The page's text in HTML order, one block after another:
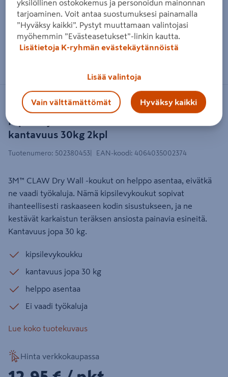
Zoomaa kuvaa sormilla kosketusnäytöllä
Kipsilevykoukku 3M CLAW 3PH30
kantavuus 30kg 2kpl
3M CLAW
Tuotenumero: 502380453 EAN-koodi: 4064035002374
3M™ CLAW Dry Wall -koukut on helppo asentaa, eivätkä
ne vaadi työkaluja. Nämä kipsilevykoukut sopivat
ihanteellisesti raskaaseen kodin sisustukseen, ja ne
kestävät karkaistun teräksen ansiosta painavia esineitä.
Kantavuus jopa 30 kg.
kipsilevykoukku
kantavuus jopa 30 kg
helppo asentaa
Ei vaadi työkaluja
Lue koko tuotekuvaus
Hinta verkkokaupassa
yksilöllinen ostokokemus ja personoidun mainonnan
tarjoaminen. Voit antaa suostumuksesi painamalla
”Hyväksy kaikki”. Pystyt muuttamaan valintojasi
myöhemmin ”Evästeasetukset”-linkin kautta.
Lisätietoja K-ryhmän evästekäytännöistä
Lisää valintoja
Vain välttämättömät Hyväksy kaikki